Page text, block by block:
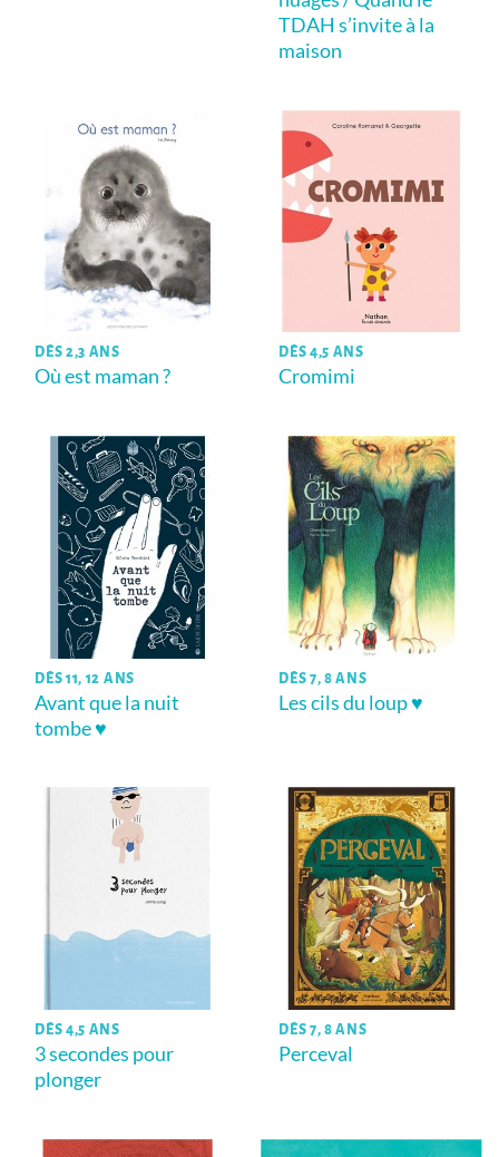
TDAH s’invite à la
maison
DÈS 2,3 ANS
Où est maman ?
DÈS 4,5 ANS
Cromimi
DÈS 11, 12 ANS
Avant que la nuit
tombe ♥
DÈS 7, 8 ANS
Les cils du loup ♥
DÈS 4,5 ANS
3 secondes pour
plonger
DÈS 7, 8 ANS
Perceval